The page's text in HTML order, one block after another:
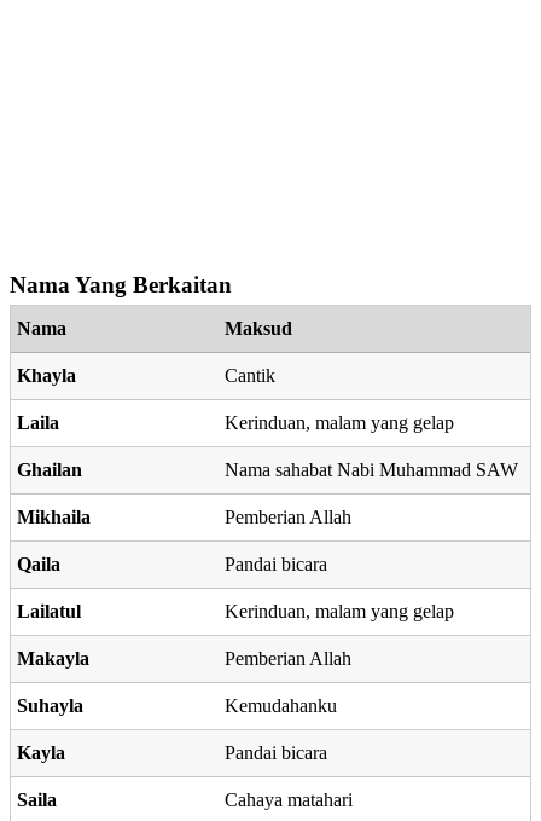
Nama Yang Berkaitan
Nama Maksud
Khayla Cantik
Laila Kerinduan, malam yang gelap
Ghailan Nama sahabat Nabi Muhammad SAW
Mikhaila Pemberian Allah
Qaila Pandai bicara
Lailatul Kerinduan, malam yang gelap
Makayla Pemberian Allah
Suhayla Kemudahanku
Kayla Pandai bicara
Saila Cahaya matahari